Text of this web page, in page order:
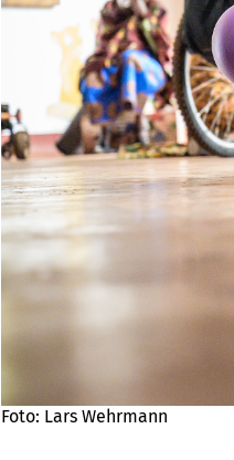
Foto: Lars Wehrmann